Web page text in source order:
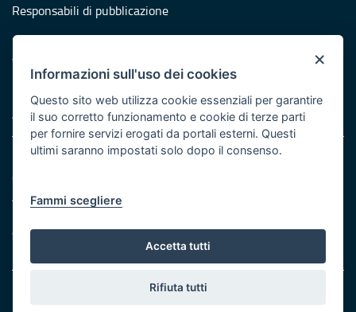
Responsabili di pubblicazione
Protezione civile
Vai al sito di Protezione Civile Puglia
Iniziativa finanziata con risorse del POR Puglia 2014/2020 -
Asse XI
Note legali
Cookie e privacy
Atti di notifica
Servizi Intranet
© Regione Puglia
×
Informazioni sull'uso dei cookies
Questo sito web utilizza cookie essenziali per garantire
il suo corretto funzionamento e cookie di terze parti
per fornire servizi erogati da portali esterni. Questi
ultimi saranno impostati solo dopo il consenso.
Fammi scegliere
Accetta tutti
Rifiuta tutti